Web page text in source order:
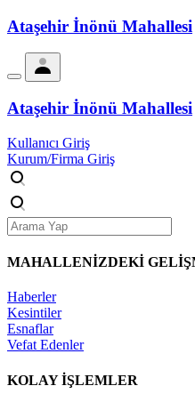
Ataşehir İnönü Mahallesi
Ataşehir İnönü Mahallesi
Kullanıcı Giriş
Kurum/Firma Giriş
MAHALLENİZDEKİ
Haberler
Kesintiler
Esnaflar
Vefat Edenler
KOLAY İŞLEMLER